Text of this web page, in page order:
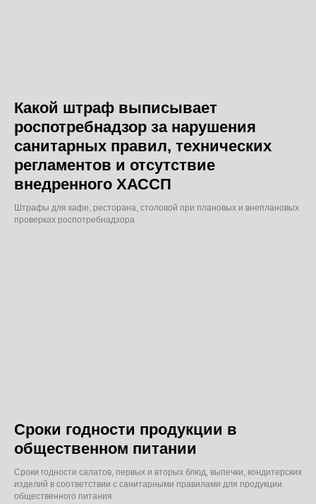
Какой штраф выписывает
роспотребнадзор за нарушения
санитарных правил, технических
регламентов и отсутствие
внедренного ХАССП
Штрафы для кафе, ресторана, столовой при плановых и внеплановых
проверках роспотребнадзора
Сроки годности продукции в
общественном питании
Сроки годности салатов, первых и вторых блюд, выпечки, кондитерских
изделий в соответствии с санитарными правилами для продукции
общественного питания